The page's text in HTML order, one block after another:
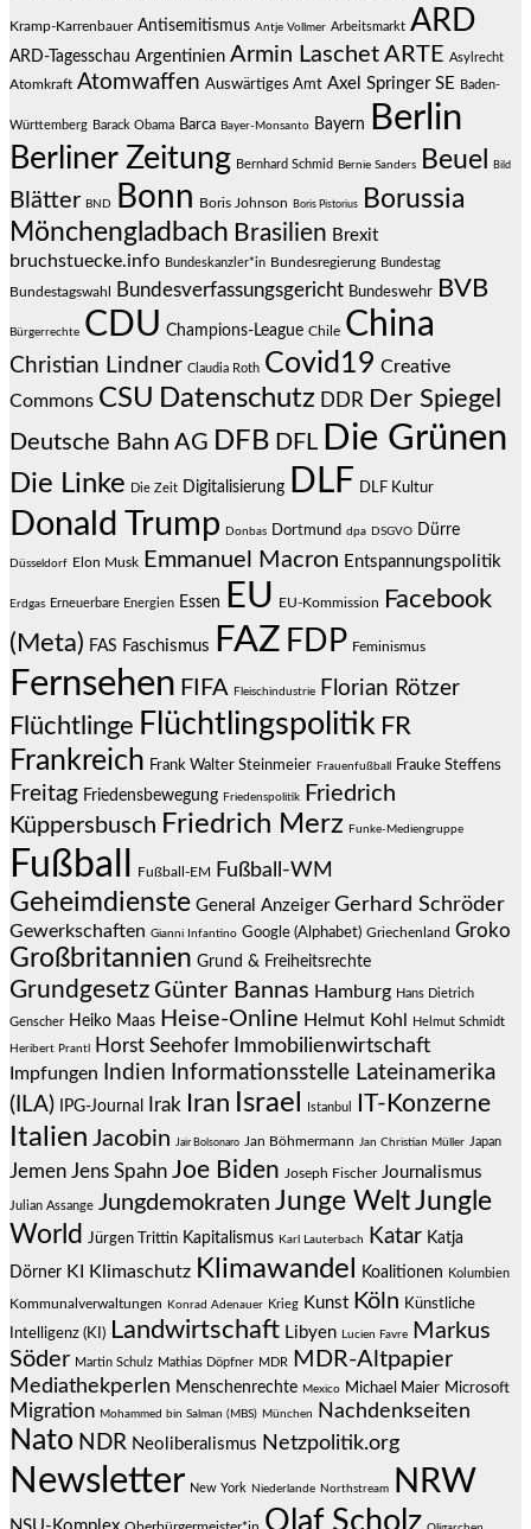
Kramp-Karrenbauer Antisemitismus Antje Vollmer Arbeitsmarkt ARD
ARD-Tagesschau Argentinien Armin Laschet ARTE Asylrecht
Atomkraft Atomwaffen Auswärtiges Amt Axel Springer SE Baden-
Württemberg Barack Obama Barca Bayer-Monsanto Bayern Berlin
Berliner Zeitung Bernhard Schmid Bernie Sanders Beuel Bild
Blätter BND Bonn Boris Johnson Boris Pistorius
Borussia
Mönchengladbach Brasilien Brexit
bruchstuecke.info Bundeskanzler*in Bundesregierung Bundestag
Bundestagswahl Bundesverfassungsgericht Bundeswehr BVB
Bürgerrechte CDU Champions-League Chile China
Christian Lindner Claudia Roth Covid19 Creative
Commons CSU Datenschutz DDR Der Spiegel
Deutsche Bahn AG DFB DFL Die Grünen
Die Linke Die Zeit Digitalisierung DLF DLF Kultur
Donald Trump Donbas Dortmund dpa DSGVO Dürre
Düsseldorf Elon Musk Emmanuel Macron Entspannungspolitik
Erdgas Erneuerbare Energien Essen EU EU-Kommission Facebook
(Meta) FAS Faschismus FAZ FDP Feminismus
Fernsehen FIFA Fleischindustrie Florian Rötzer
Flüchtlinge Flüchtlingspolitik FR
Frankreich Frank Walter Steinmeier Frauenfußball Frauke Steffens
Freitag Friedensbewegung Friedenspolitik
Friedrich
Küppersbusch Friedrich Merz Funke-Mediengruppe
Fußball Fußball-EM Fußball-WM
Geheimdienste General Anzeiger Gerhard Schröder
Gewerkschaften Gianni Infantino Google (Alphabet) Griechenland Groko
Großbritannien Grund & Freiheitsrechte
Grundgesetz Günter Bannas Hamburg Hans Dietrich
Genscher Heiko Maas Heise-Online Helmut Kohl Helmut Schmidt
Heribert Prantl Horst Seehofer Immobilienwirtschaft
Impfungen Indien Informationsstelle Lateinamerika
(ILA)
IPG-Journal Irak Iran Israel Istanbul IT-Konzerne
Italien Jacobin Jair Bolsonaro Jan Böhmermann Jan Christian Müller Japan
Jemen Jens Spahn Joe Biden Joseph Fischer Journalismus
Julian Assange Jungdemokraten Junge WeltJungle
World
Jürgen Trittin Kapitalismus Karl Lauterbach Katar Katja
Dörner KI Klimaschutz Klimawandel Koalitionen Kolumbien
Kommunalverwaltungen Konrad Adenauer Krieg Kunst Köln Künstliche
Intelligenz (KI) Landwirtschaft Libyen Lucien Favre
Markus
Söder Martin Schulz Mathias Döpfner MDR MDR-Altpapier
Mediathekperlen Menschenrechte Mexico Michael Maier Microsoft
Migration Mohammed bin Salman (MBS) München Nachdenkseiten
Nato NDR Neoliberalismus Netzpolitik.org
Newsletter New York Niederlande Northstream NRW
Olaf Scholz